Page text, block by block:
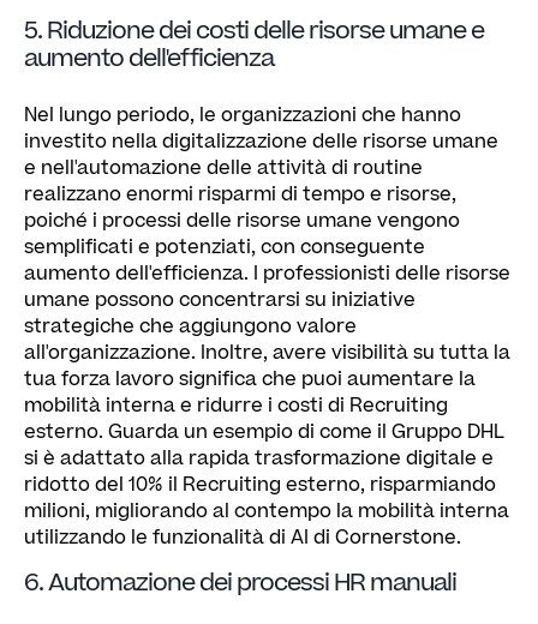
5. Riduzione dei costi delle risorse umane e
aumento dell'efficienza
Nel lungo periodo, le organizzazioni che hanno
investito nella digitalizzazione delle risorse umane
e nell'automazione delle attività di routine
realizzano enormi risparmi di tempo e risorse,
poiché i processi delle risorse umane vengono
semplificati e potenziati, con conseguente
aumento dell'efficienza. I professionisti delle risorse
umane possono concentrarsi su iniziative
strategiche che aggiungono valore
all'organizzazione. Inoltre, avere visibilità su tutta la
tua forza lavoro significa che puoi aumentare la
mobilità interna e ridurre i costi di Recruiting
esterno. Guarda un esempio di come il Gruppo DHL
si è adattato alla rapida trasformazione digitale e
ridotto del 10% il Recruiting esterno, risparmiando
milioni, migliorando al contempo la mobilità interna
utilizzando le funzionalità di AI di Cornerstone.
6. Automazione dei processi HR manuali